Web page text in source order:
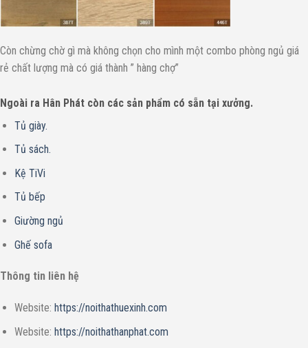
Còn chừng chờ gì mà không chọn cho mình một combo phòng ngủ giá
rẻ chất lượng mà có giá thành ” hàng chợ”
Ngoài ra Hân Phát còn các sản phẩm có sẵn tại xưởng.
Tủ giày.
Tủ sách.
Kệ TiVi
Tủ bếp
Giường ngủ
Ghế sofa
Thông tin liên hệ
Website: https://noithathuexinh.com
Website: https://noithathanphat.com